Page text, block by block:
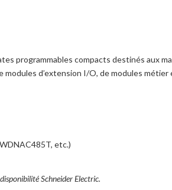
programmables compacts destinés aux
modules d’extension I/O, de modules
etc.)
Schneider Electric.